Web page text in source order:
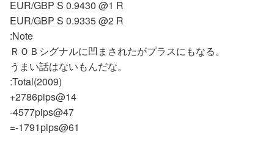
EUR/GBP S 0.9430 @1 R
EUR/GBP S 0.9335 @2 R
:Note
ＲＯＢシグナルに凹まされたがプラスにもなる。
うまい話はないもんだな。
:Total(2009)
+2786pips@14
-4577pips@47
=-1791pips@61